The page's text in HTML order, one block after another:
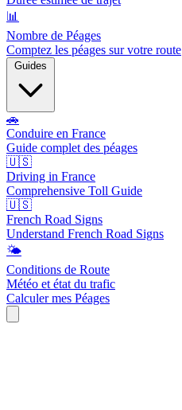
📊
Nombre de Péages
Comptez les péages sur votre route
Guides
🚗
Conduire en France
Guide complet des péages
🇺🇸
Driving in France
Comprehensive Toll Guide
🇺🇸
French Road Signs
Understand French Road Signs
🌤️
Conditions de Route
Météo et état du trafic
Calculer mes Péages